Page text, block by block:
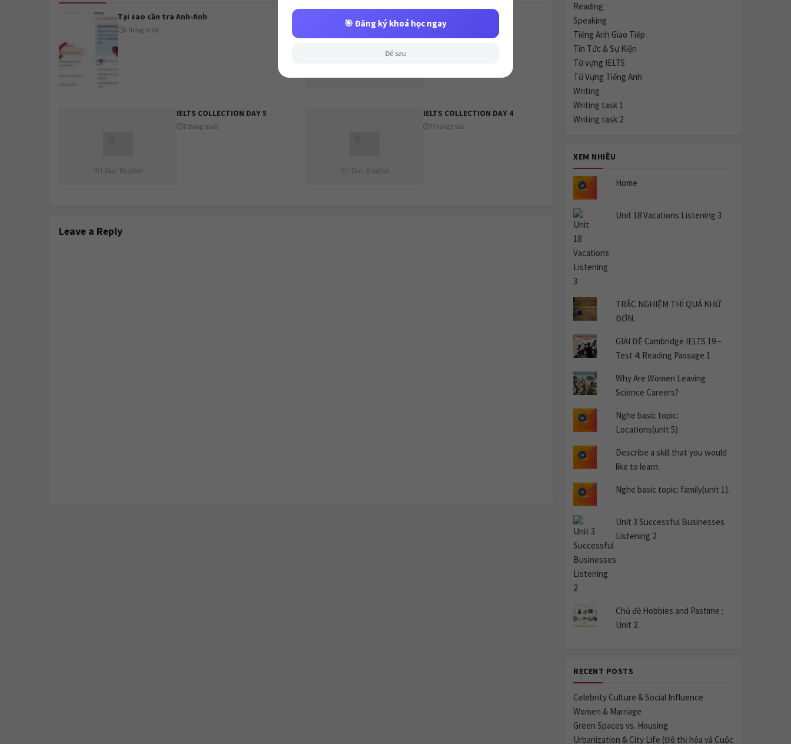
Tại sao cần tra Anh-Anh
6 tháng trước
IELTS COLLECTION DAY 6
7 tháng trước
IELTS COLLECTION DAY 5
7 tháng trước
IELTS COLLECTION DAY 4
7 tháng trước
Leave a Reply
Reading
Speaking
Tiếng Anh Giao Tiếp
Tin Tức & Sự Kiện
Từ vựng IELTS
Từ Vựng Tiếng Anh
Writing
Writing task 1
Writing task 2
XEM NHIỀU
Home
Unit 18 Vacations Listening 3
TRẮC NGHIỆM THÌ QUÁ KHỨ
ĐƠN.
GIẢI ĐỀ Cambridge IELTS 19 –
Test 4: Reading Passage 1
Why Are Women Leaving
Science Careers?
Nghe basic topic:
Locations(unit 5)
Describe a skill that you would
like to learn.
Nghe basic topic: family(unit 1).
Unit 3 Successful Businesses
Listening 2
Chủ đề Hobbies and Pastime :
Unit 2.
RECENT POSTS
Celebrity Culture & Social Influence
Women & Marriage
Green Spaces vs. Housing
Urbanization & City Life (Đô thị hóa và Cuộc
🎯 Đăng ký khoá học ngay
Để sau